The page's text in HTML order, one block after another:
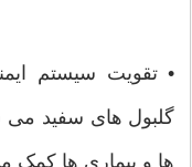
• تقویت سیستم
گلبول های سفید می
ها و بیماری ها کمک